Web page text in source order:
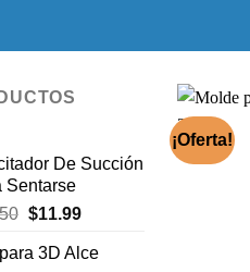
De Succión
Sentarse
El
original
$11.99El
actual
3D Alce
¡Oferta!